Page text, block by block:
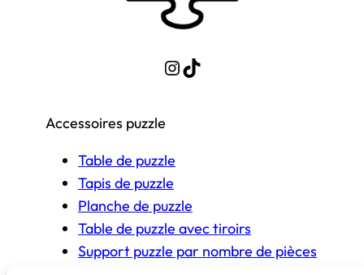
InstagramTikTok
Accessoires puzzle
Table de puzzle
Tapis de puzzle
Planche de puzzle
Table de puzzle avec tiroirs
Support puzzle par nombre de pièces